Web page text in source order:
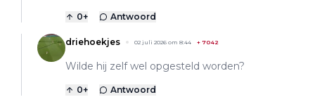
0+ Antwoord
driehoekjes 02 juli 2026 om 8:44 + 7042
Wilde hij zelf wel opgesteld worden?
0+ Antwoord